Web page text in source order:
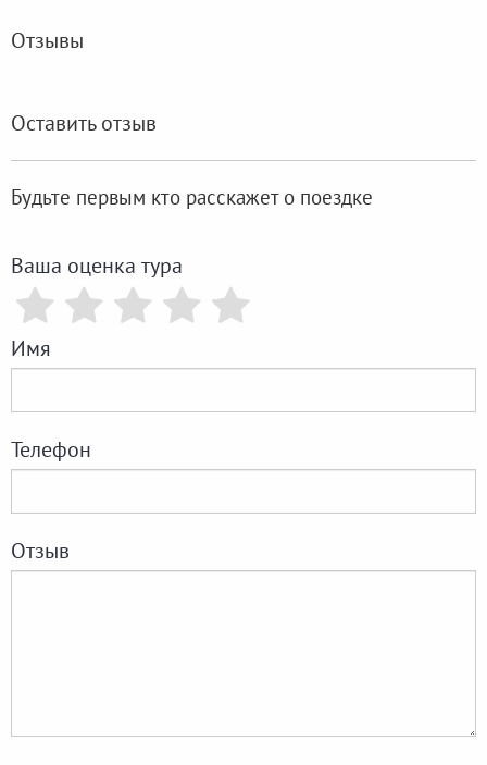
Отзывы
Оставить отзыв
Будьте первым кто расскажет о поездке
Ваша оценка тура
Имя
Телефон
Отзыв